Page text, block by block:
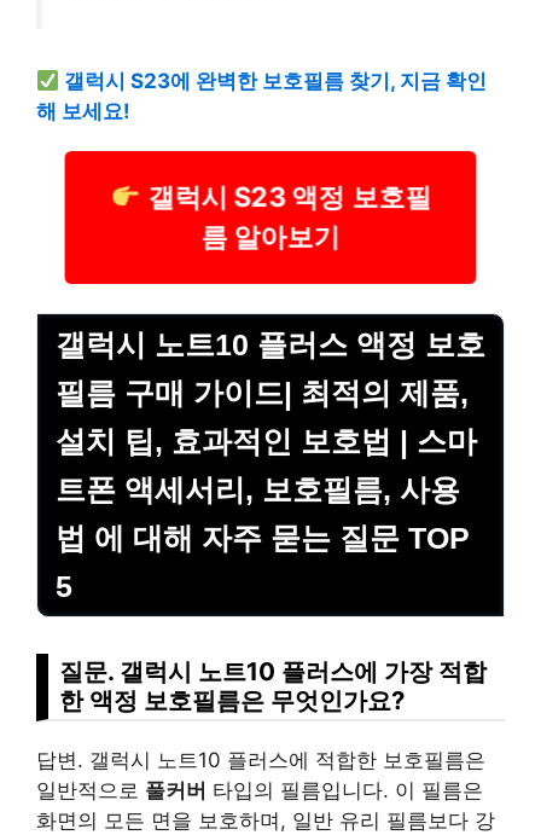
갤럭시 S23에 완벽한 보호필름 찾기, 지금 확인
해 보세요!
갤럭시 S23 액정 보호필
름 알아보기
갤럭시 노트10 플러스 액정 보호
필름 구매 가이드| 최적의 제품,
설치 팁, 효과적인 보호법 | 스마
트폰 액세서리, 보호필름, 사용
법 에 대해 자주 묻는 질문 TOP
5
질문. 갤럭시 노트10 플러스에 가장 적합
한 액정 보호필름은 무엇인가요?
답변. 갤럭시 노트10 플러스에 적합한 보호필름은
일반적으로 풀커버 타입의 필름입니다. 이 필름은
화면의 모든 면을 보호하며, 일반 유리 필름보다 강